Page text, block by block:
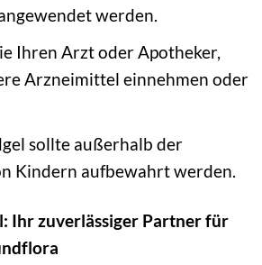
werden.
Ihren Arzt oder Apotheker,
Arzneimittel einnehmen oder
sollte außerhalb der
Kindern aufbewahrt werden.
Ihr zuverlässiger Partner für